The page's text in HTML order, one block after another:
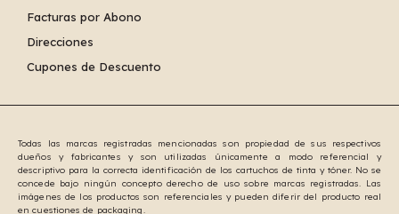
Facturas por Abono
Direcciones
Cupones de Descuento
Todas las marcas registradas mencionadas son propiedad de sus respectivos
dueños y fabricantes y son utilizadas únicamente a modo referencial y
descriptivo para la correcta identificación de los cartuchos de tinta y tóner. No se
concede bajo ningún concepto derecho de uso sobre marcas registradas. Las
imágenes de los productos son referenciales y pueden diferir del producto real
en cuestiones de packaging.